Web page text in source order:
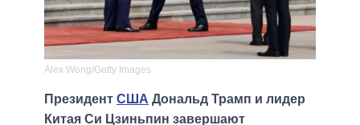
Alex Wong/Getty Images
Президент США Дональд Трамп и лидер
Китая Си Цзиньпин завершают